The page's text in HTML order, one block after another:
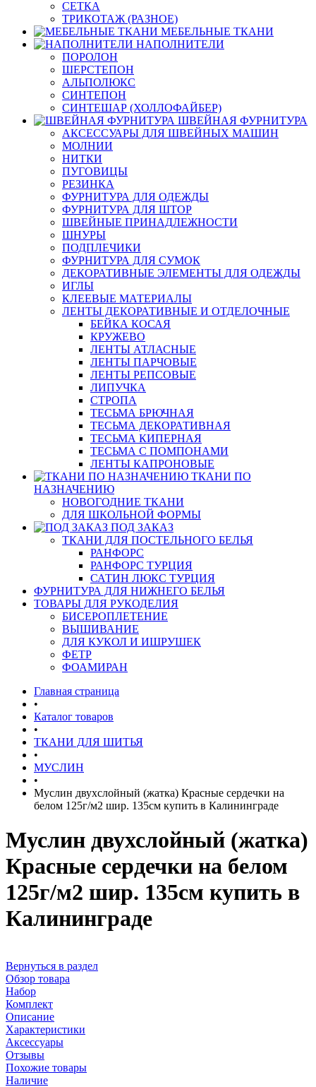
СЕТКА
ТРИКОТАЖ (РАЗНОЕ)
МЕБЕЛЬНЫЕ ТКАНИ
НАПОЛНИТЕЛИ
ПОРОЛОН
ШЕРСТЕПОН
АЛЬПОЛЮКС
СИНТЕПОН
СИНТЕШАР (ХОЛЛОФАЙБЕР)
ШВЕЙНАЯ ФУРНИТУРА
АКСЕССУАРЫ ДЛЯ ШВЕЙНЫХ МАШИН
МОЛНИИ
НИТКИ
ПУГОВИЦЫ
РЕЗИНКА
ФУРНИТУРА ДЛЯ ОДЕЖДЫ
ФУРНИТУРА ДЛЯ ШТОР
ШВЕЙНЫЕ ПРИНАДЛЕЖНОСТИ
ШНУРЫ
ПОДПЛЕЧИКИ
ФУРНИТУРА ДЛЯ СУМОК
ДЕКОРАТИВНЫЕ ЭЛЕМЕНТЫ ДЛЯ ОДЕЖДЫ
ИГЛЫ
КЛЕЕВЫЕ МАТЕРИАЛЫ
ЛЕНТЫ ДЕКОРАТИВНЫЕ И ОТДЕЛОЧНЫЕ
БЕЙКА КОСАЯ
КРУЖЕВО
ЛЕНТЫ АТЛАСНЫЕ
ЛЕНТЫ ПАРЧОВЫЕ
ЛЕНТЫ РЕПСОВЫЕ
ЛИПУЧКА
СТРОПА
ТЕСЬМА БРЮЧНАЯ
ТЕСЬМА ДЕКОРАТИВНАЯ
ТЕСЬМА КИПЕРНАЯ
ТЕСЬМА С ПОМПОНАМИ
ЛЕНТЫ КАПРОНОВЫЕ
ТКАНИ ПО
НАЗНАЧЕНИЮ
НОВОГОДНИЕ ТКАНИ
ДЛЯ ШКОЛЬНОЙ ФОРМЫ
ПОД ЗАКАЗ
ТКАНИ ДЛЯ ПОСТЕЛЬНОГО БЕЛЬЯ
РАНФОРС
РАНФОРС ТУРЦИЯ
САТИН ЛЮКС ТУРЦИЯ
ФУРНИТУРА ДЛЯ НИЖНЕГО БЕЛЬЯ
ТОВАРЫ ДЛЯ РУКОДЕЛИЯ
БИСЕРОПЛЕТЕНИЕ
ВЫШИВАНИЕ
ДЛЯ КУКОЛ И ИШРУШЕК
ФЕТР
ФОАМИРАН
Главная страница
•
Каталог товаров
•
ТКАНИ ДЛЯ ШИТЬЯ
•
МУСЛИН
•
Муслин двухслойный (жатка) Красные сердечки на
белом 125г/м2 шир. 135см купить в Калининграде
Муслин двухслойный (жатка)
Красные сердечки на белом
125г/м2 шир. 135см купить в
Калининграде
Вернуться в раздел
Обзор товара
Набор
Комплект
Описание
Характеристики
Аксессуары
Отзывы
Похожие товары
Наличие